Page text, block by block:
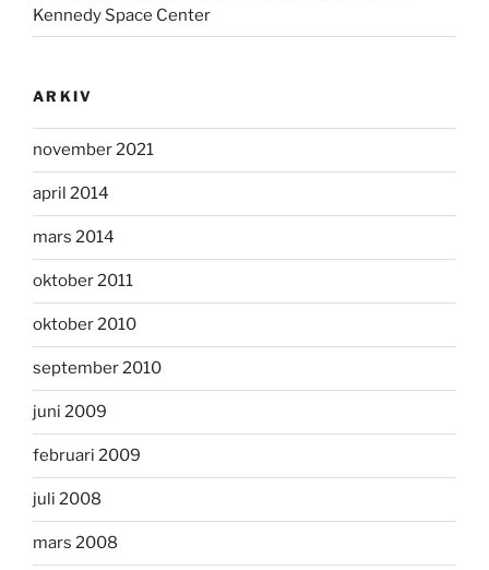
Kennedy Space Center
ARKIV
november 2021
april 2014
mars 2014
oktober 2011
oktober 2010
september 2010
juni 2009
februari 2009
juli 2008
mars 2008